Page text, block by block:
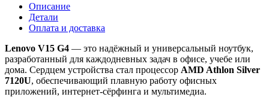
Описание
Детали
Оплата и доставка
Lenovo V15 G4 — это надёжный и универсальный ноутбук,
разработанный для каждодневных задач в офисе, учебе или
дома. Сердцем устройства стал процессор AMD Athlon Silver
7120U, обеспечивающий плавную работу офисных
приложений, интернет-сёрфинга и мультимедиа.